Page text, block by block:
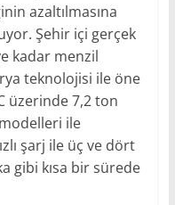
azaltılmasına
Şehir içi gerçek
kadar menzil
teknolojisi ile öne
üzerinde 7,2 ton
ile
şarj ile üç ve dört
gibi kısa bir sürede